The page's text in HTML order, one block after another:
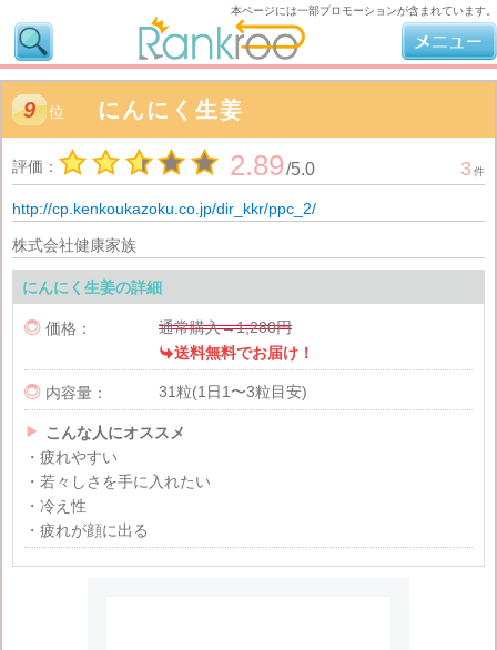
9 位 にんにく生姜
評価： 2.89/5.0 3 件
http://cp.kenkoukazoku.co.jp/dir_kkr/ppc_2/
株式会社健康家族
にんにく生姜の詳細
 価格： 通常購入→1,280円
送料無料でお届け！
 内容量： 31粒(1日1〜3粒目安)

こんな人にオススメ
・疲れやすい
・若々しさを手に入れたい
・冷え性
・疲れが顔に出る
本ページには一部プロモーションが含まれています。